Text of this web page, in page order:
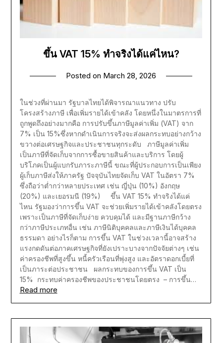
ขึ้น VAT 15% ทำจริงได้แค่ไหน?
Posted on March 28, 2026
ในช่วงที่ผ่านมา รัฐบาลไทยได้พิจารณาแนวทาง ปรับ
โครงสร้างภาษี เพื่อเพิ่มรายได้เข้าคลัง โดยหนึ่งในมาตรการที่
ถูกพูดถึงอย่างมากคือ การปรับขึ้นภาษีมูลค่าเพิ่ม (VAT) จาก
7% เป็น 15%ซึ่งหากดำเนินการจริงจะส่งผลกระทบอย่างกว้าง
ขวางต่อเศรษฐกิจและประชาชนทุกระดับ ภาษีมูลค่าเพิ่ม
เป็นภาษีที่จัดเก็บจากการซื้อขายสินค้าและบริการ โดยผู้
บริโภคเป็นผู้แบกรับภาระภาษีนี้ ขณะที่ผู้ประกอบการเป็นเพียง
ผู้เก็บภาษีส่งให้ภาครัฐ ปัจจุบันไทยจัดเก็บ VAT ในอัตรา 7%
ซึ่งถือว่าต่ำกว่าหลายประเทศ เช่น ญี่ปุ่น (10%) อังกฤษ
(20%) และเยอรมนี (19%) ขึ้น VAT 15% ทำจริงได้แค่
ไหน รัฐมองว่าการขึ้น VAT จะช่วยเพิ่มรายได้เข้าคลังโดยตรง
เพราะเป็นภาษีที่จัดเก็บง่าย ควบคุมได้ และมีฐานภาษีกว้าง
กว่าภาษีประเภทอื่น เช่น ภาษีนิติบุคคลและภาษีเงินได้บุคคล
ธรรมดา อย่างไรก็ตาม การขึ้น VAT ในช่วงเวลานี้อาจสร้าง
แรงกดดันต่อภาคเศรษฐกิจที่ยังเปราะบางจากปัจจัยต่างๆ เช่น
ค่าครองชีพที่สูงขึ้น หนี้ครัวเรือนที่พุ่งสูง และอัตราดอกเบี้ยที่
เป็นภาระต่อประชาชน ผลกระทบของการขึ้น VAT เป็น
15% กระทบค่าครองชีพของประชาชนโดยตรง – การขึ้น…
Read more